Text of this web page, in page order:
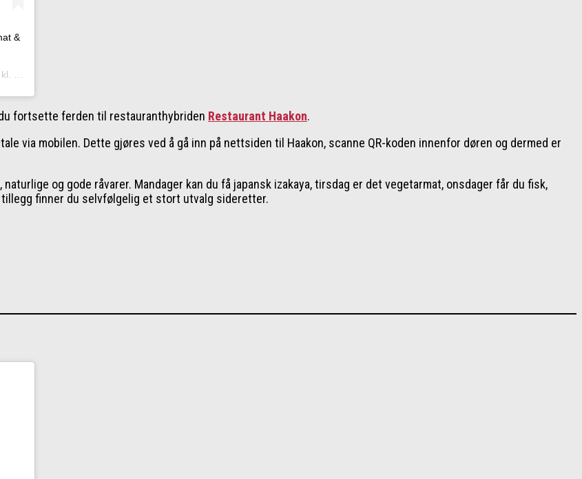
&
fortsette ferden til restauranthybriden Restaurant Haakon.
via mobilen. Dette gjøres ved å gå inn på nettsiden til Haakon, scanne QR-koden innenfor døren og dermed er
og gode råvarer. Mandager kan du få japansk izakaya, tirsdag er det vegetarmat, onsdager får du fisk,
finner du selvfølgelig et stort utvalg sideretter.